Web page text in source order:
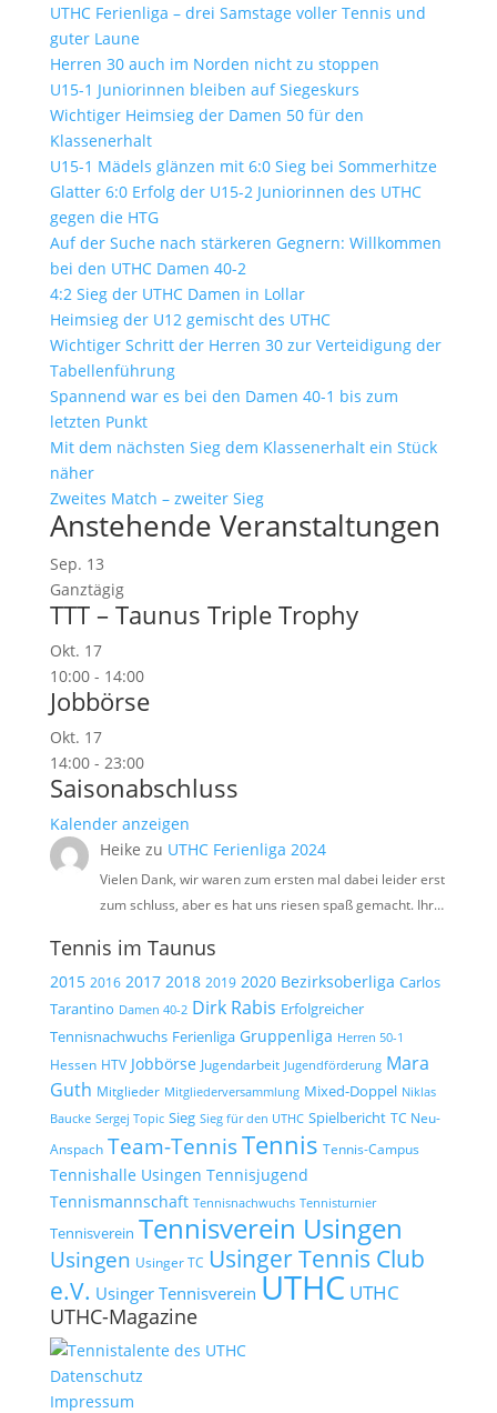
UTHC Ferienliga – drei Samstage voller Tennis und
guter Laune
Herren 30 auch im Norden nicht zu stoppen
U15-1 Juniorinnen bleiben auf Siegeskurs
Wichtiger Heimsieg der Damen 50 für den
Klassenerhalt
U15-1 Mädels glänzen mit 6:0 Sieg bei Sommerhitze
Glatter 6:0 Erfolg der U15-2 Juniorinnen des UTHC
gegen die HTG
Auf der Suche nach stärkeren Gegnern: Willkommen
bei den UTHC Damen 40-2
4:2 Sieg der UTHC Damen in Lollar
Heimsieg der U12 gemischt des UTHC
Wichtiger Schritt der Herren 30 zur Verteidigung der
Tabellenführung
Spannend war es bei den Damen 40-1 bis zum
letzten Punkt
Mit dem nächsten Sieg dem Klassenerhalt ein Stück
näher
Zweites Match – zweiter Sieg
Anstehende Veranstaltungen
Sep. 13
Ganztägig
TTT – Taunus Triple Trophy
Okt. 17
10:00- 14:00
Jobbörse
Okt. 17
14:00- 23:00
Saisonabschluss
Kalender anzeigen
Heike zu UTHC Ferienliga 2024
Vielen Dank, wir waren zum ersten mal dabei leider erst
zum schluss, aber es hat uns riesen spaß gemacht. Ihr…
Tennis im Taunus
2015 2016 2017 2018 2019 2020 Bezirksoberliga Carlos
Tarantino Damen 40-2 Dirk Rabis Erfolgreicher
Tennisnachwuchs Ferienliga Gruppenliga Herren 50-1
Hessen HTV Jobbörse Jugendarbeit Jugendförderung Mara
Guth Mitglieder Mitgliederversammlung Mixed-Doppel Niklas
Baucke Sergej Topic Sieg Sieg für den UTHC Spielbericht TC Neu-
Anspach Team-TennisTennis Tennis-Campus
Tennishalle Usingen Tennisjugend
Tennismannschaft Tennisnachwuchs Tennisturnier
Tennisverein Tennisverein Usingen
Usingen Usinger TC Usinger Tennis Club
e.V. Usinger Tennisverein UTHC UTHC
UTHC-Magazine
Datenschutz
Impressum